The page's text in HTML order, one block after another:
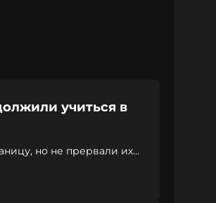
учиться в
но не прервали их